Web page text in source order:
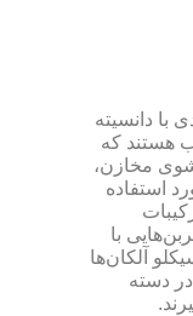
با دانسیته
هستند که
مخازن،
استفاده
با
آلکان‌ها
دسته‌